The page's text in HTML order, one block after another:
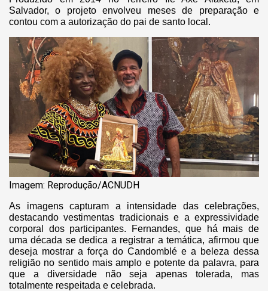
Salvador, o projeto envolveu meses de preparação e
contou com a autorização do pai de santo local.
Imagem: Reprodução/ACNUDH
As imagens capturam a intensidade das celebrações,
destacando vestimentas tradicionais e a expressividade
corporal dos participantes. Fernandes, que há mais de
uma década se dedica a registrar a temática, afirmou que
deseja mostrar a força do Candomblé e a beleza dessa
religião no sentido mais amplo e potente da palavra, para
que a diversidade não seja apenas tolerada, mas
totalmente respeitada e celebrada.